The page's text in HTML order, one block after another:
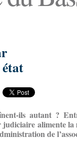
ils autant ?
alimente la
de